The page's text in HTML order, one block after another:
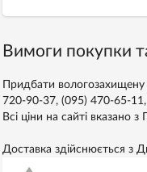
Вимоги покупки
Придбати
720-90-37, (095) 470-65-
Всі ціни на сайті вказано
Доставка здійснюється з